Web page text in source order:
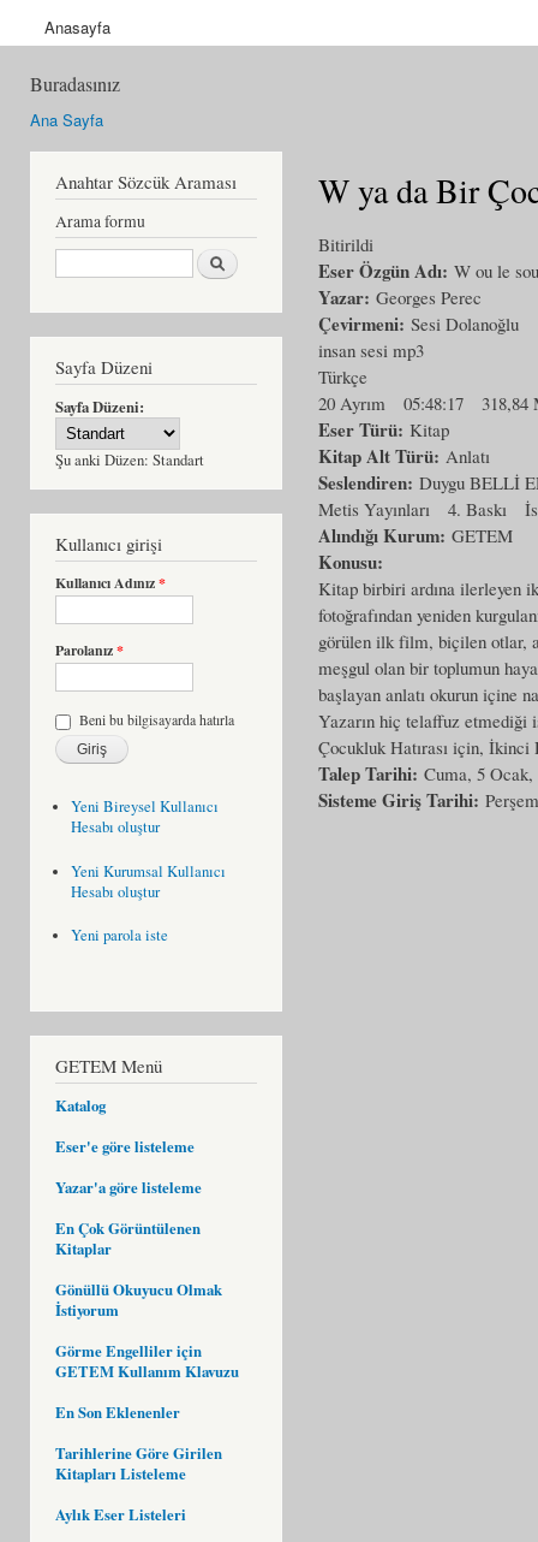
Anasayfa
Buradasınız
Ana Sayfa
Anahtar Sözcük Araması
Arama formu
Ara
Sayfa Düzeni
Sayfa Düzeni:
Şu anki Düzen: Standart
Kullanıcı girişi
Kullanıcı Adınız*
Parolanız*
Beni bu bilgisayarda hatırla
Yeni Bireysel Kullanıcı
Hesabı oluştur
Yeni Kurumsal Kullanıcı
Hesabı oluştur
Yeni parola iste
GETEM Menü
Katalog
Eser'e göre listeleme
Yazar'a göre listeleme
En Çok Görüntülenen
Kitaplar
Gönüllü Okuyucu Olmak
İstiyorum
Görme Engelliler için
GETEM Kullanım Klavuzu
En Son Eklenenler
Tarihlerine Göre Girilen
Kitapları Listeleme
Aylık Eser Listeleri
W ya da Bir
Bitirildi
Eser Özgün Adı: W ou le
Yazar: Georges Perec
Çevirmeni: Sesi Dolanoğlu
insan sesi mp3
Türkçe
20 Ayrım
05:48:17 318,84
Eser Türü: Kitap
Kitap Alt Türü: Anlatı
Seslendiren: Duygu BELLİ
Metis Yayınları
4. Baskı
Alındığı Kurum: GETEM
Konusu:
Kitap birbiri ardına ilerleyen
fotoğrafından yeniden
görülen ilk film, biçilen otlar,
meşgul olan bir toplumun
başlayan anlatı okurun içine
Yazarın hiç telaffuz etmediği
Çocukluk Hatırası için, İkinci
Talep Tarihi: Cuma, 5 Ocak,
Sisteme Giriş Tarihi: